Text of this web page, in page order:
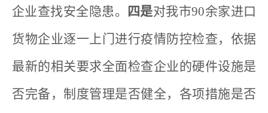
企业查找安全隐患。
四是对我市90余家进口
货物企业逐一上门进行疫情防控检查，依据
最新的相关要求全面检查企业的硬件设施是
否完备，制度管理是否健全，各项措施是否